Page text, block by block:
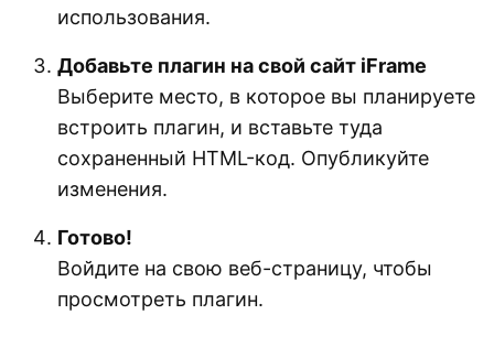
использования.
Добавьте плагин на свой сайт iFrame
Выберите место, в которое вы планируете
встроить плагин, и вставьте туда
сохраненный HTML-код. Опубликуйте
изменения.
Готово!
Войдите на свою веб-страницу, чтобы
просмотреть плагин.